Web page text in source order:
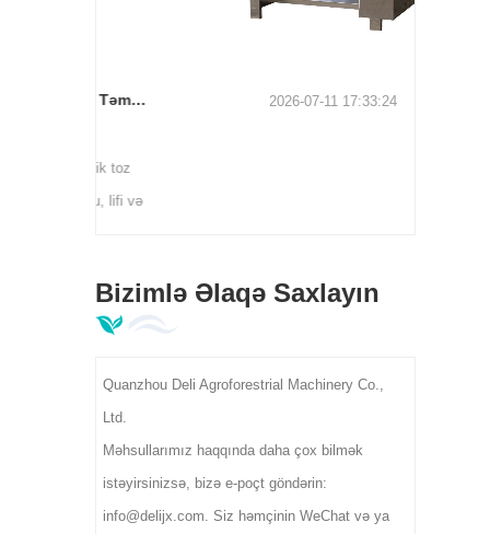
2026-07-11 17:33:24
Bizimlə Əlaqə Saxlayın
Quanzhou Deli Agroforestrial Machinery Co.,
Ltd.
Məhsullarımız haqqında daha çox bilmək
istəyirsinizsə, bizə e-poçt göndərin:
info@delijx.com. Siz həmçinin WeChat və ya